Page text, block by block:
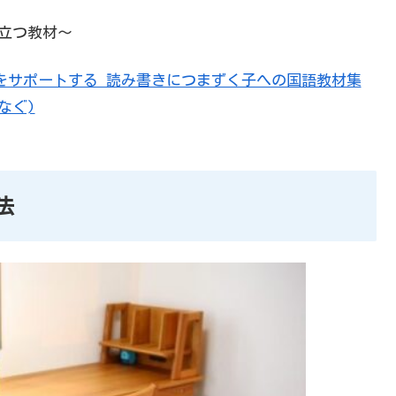
つ教材～
サポートする 読み書きにつまずく子への国語教材集
ぐ)